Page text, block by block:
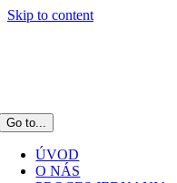
Skip to content
Go to...
ÚVOD
O NÁS